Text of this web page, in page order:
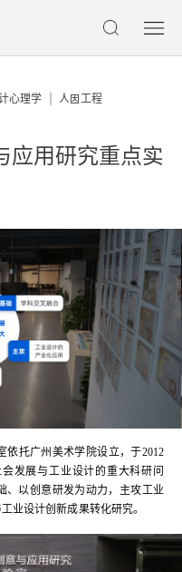
心理学 ｜ 人因工程
应用研究重点实
依托广州美术学院设立，于2012
发展与工业设计的重大科研问
、以创意研发为动力，主攻工业
业设计创新成果转化研究。